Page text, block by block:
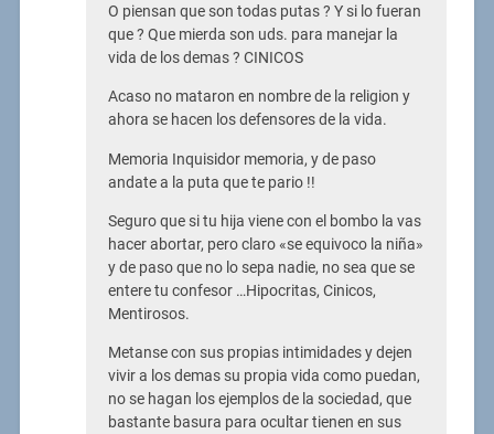
O piensan que son todas putas ? Y si lo fueran
que ? Que mierda son uds. para manejar la
vida de los demas ? CINICOS
Acaso no mataron en nombre de la religion y
ahora se hacen los defensores de la vida.
Memoria Inquisidor memoria, y de paso
andate a la puta que te pario !!
Seguro que si tu hija viene con el bombo la vas
hacer abortar, pero claro «se equivoco la niña»
y de paso que no lo sepa nadie, no sea que se
entere tu confesor …Hipocritas, Cinicos,
Mentirosos.
Metanse con sus propias intimidades y dejen
vivir a los demas su propia vida como puedan,
no se hagan los ejemplos de la sociedad, que
bastante basura para ocultar tienen en sus